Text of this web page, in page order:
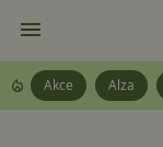
Akce Alza